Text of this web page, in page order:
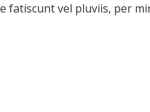
vel pluviis, per